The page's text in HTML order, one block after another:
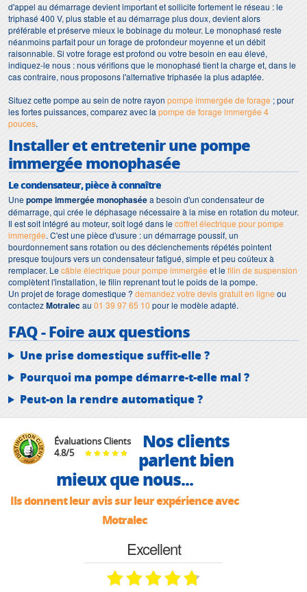
d'appel au démarrage devient important et sollicite fortement le réseau : le
triphasé 400 V, plus stable et au démarrage plus doux, devient alors
préférable et préserve mieux le bobinage du moteur. Le monophasé reste
néanmoins parfait pour un forage de profondeur moyenne et un débit
raisonnable. Si votre forage est profond ou votre besoin en eau élevé,
indiquez-le nous : nous vérifions que le monophasé tient la charge et, dans le
cas contraire, nous proposons l'alternative triphasée la plus adaptée.
Situez cette pompe au sein de notre rayon pompe immergée de forage ; pour
les fortes puissances, comparez avec la pompe de forage immergée 4
pouces.
Installer et entretenir une pompe
immergée monophasée
Le condensateur, pièce à connaître
Unepompe immergée monophaséea besoin d'un condensateur de
démarrage, qui crée le déphasage nécessaire à la mise en rotation du moteur.
Il est soit intégré au moteur, soit logé dans lecoffret électrique pour pompe
immergée. C'est une pièce d'usure : un démarrage poussif, un
bourdonnement sans rotation ou des déclenchements répétés pointent
presque toujours vers un condensateur fatigué, simple et peu coûteux à
remplacer. Lecâble électrique pour pompe immergée et lefilin de suspension
complètent l'installation, le filin reprenant tout le poids de la pompe.
Un projet de forage domestique ? demandez votre devis gratuit en ligne ou
contactezMotralecau 01 39 97 65 10 pour le modèle adapté.
FAQ - Foire aux questions
Une prise domestique suffit-elle ?
Pourquoi ma pompe démarre-t-elle mal ?
Peut-on la rendre automatique ?
Évaluations Clients
4.8/5
Nos clients
parlent bien
mieux que nous...
Ils donnent leur avis sur leur expérience avec
Motralec
Excellent